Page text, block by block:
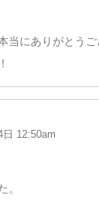
当にありがとう
日 12:50am
。